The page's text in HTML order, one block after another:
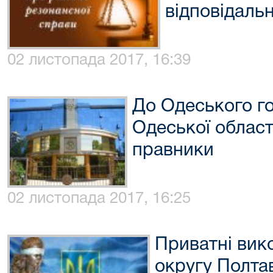
02 листопада 2017, 16:39
До Одеського
Одеської
правники
02 листопада 2017, 16:25
Приватні
округу